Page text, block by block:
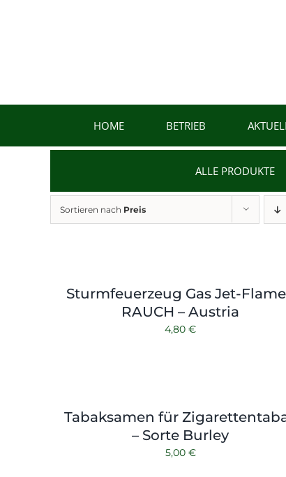
HOME BETRIEB
ALLE PRODUKTE
Sortieren nach Preis
Sturmfeuerzeug Gas Jet-
RAUCH – Austria
4,80€
Tabaksamen für
– Sorte Burley
5,00 €